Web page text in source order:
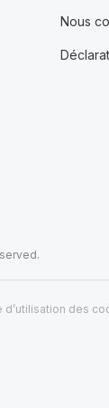
Nous
d’utilisation des